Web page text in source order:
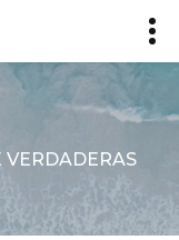
VERDADERAS